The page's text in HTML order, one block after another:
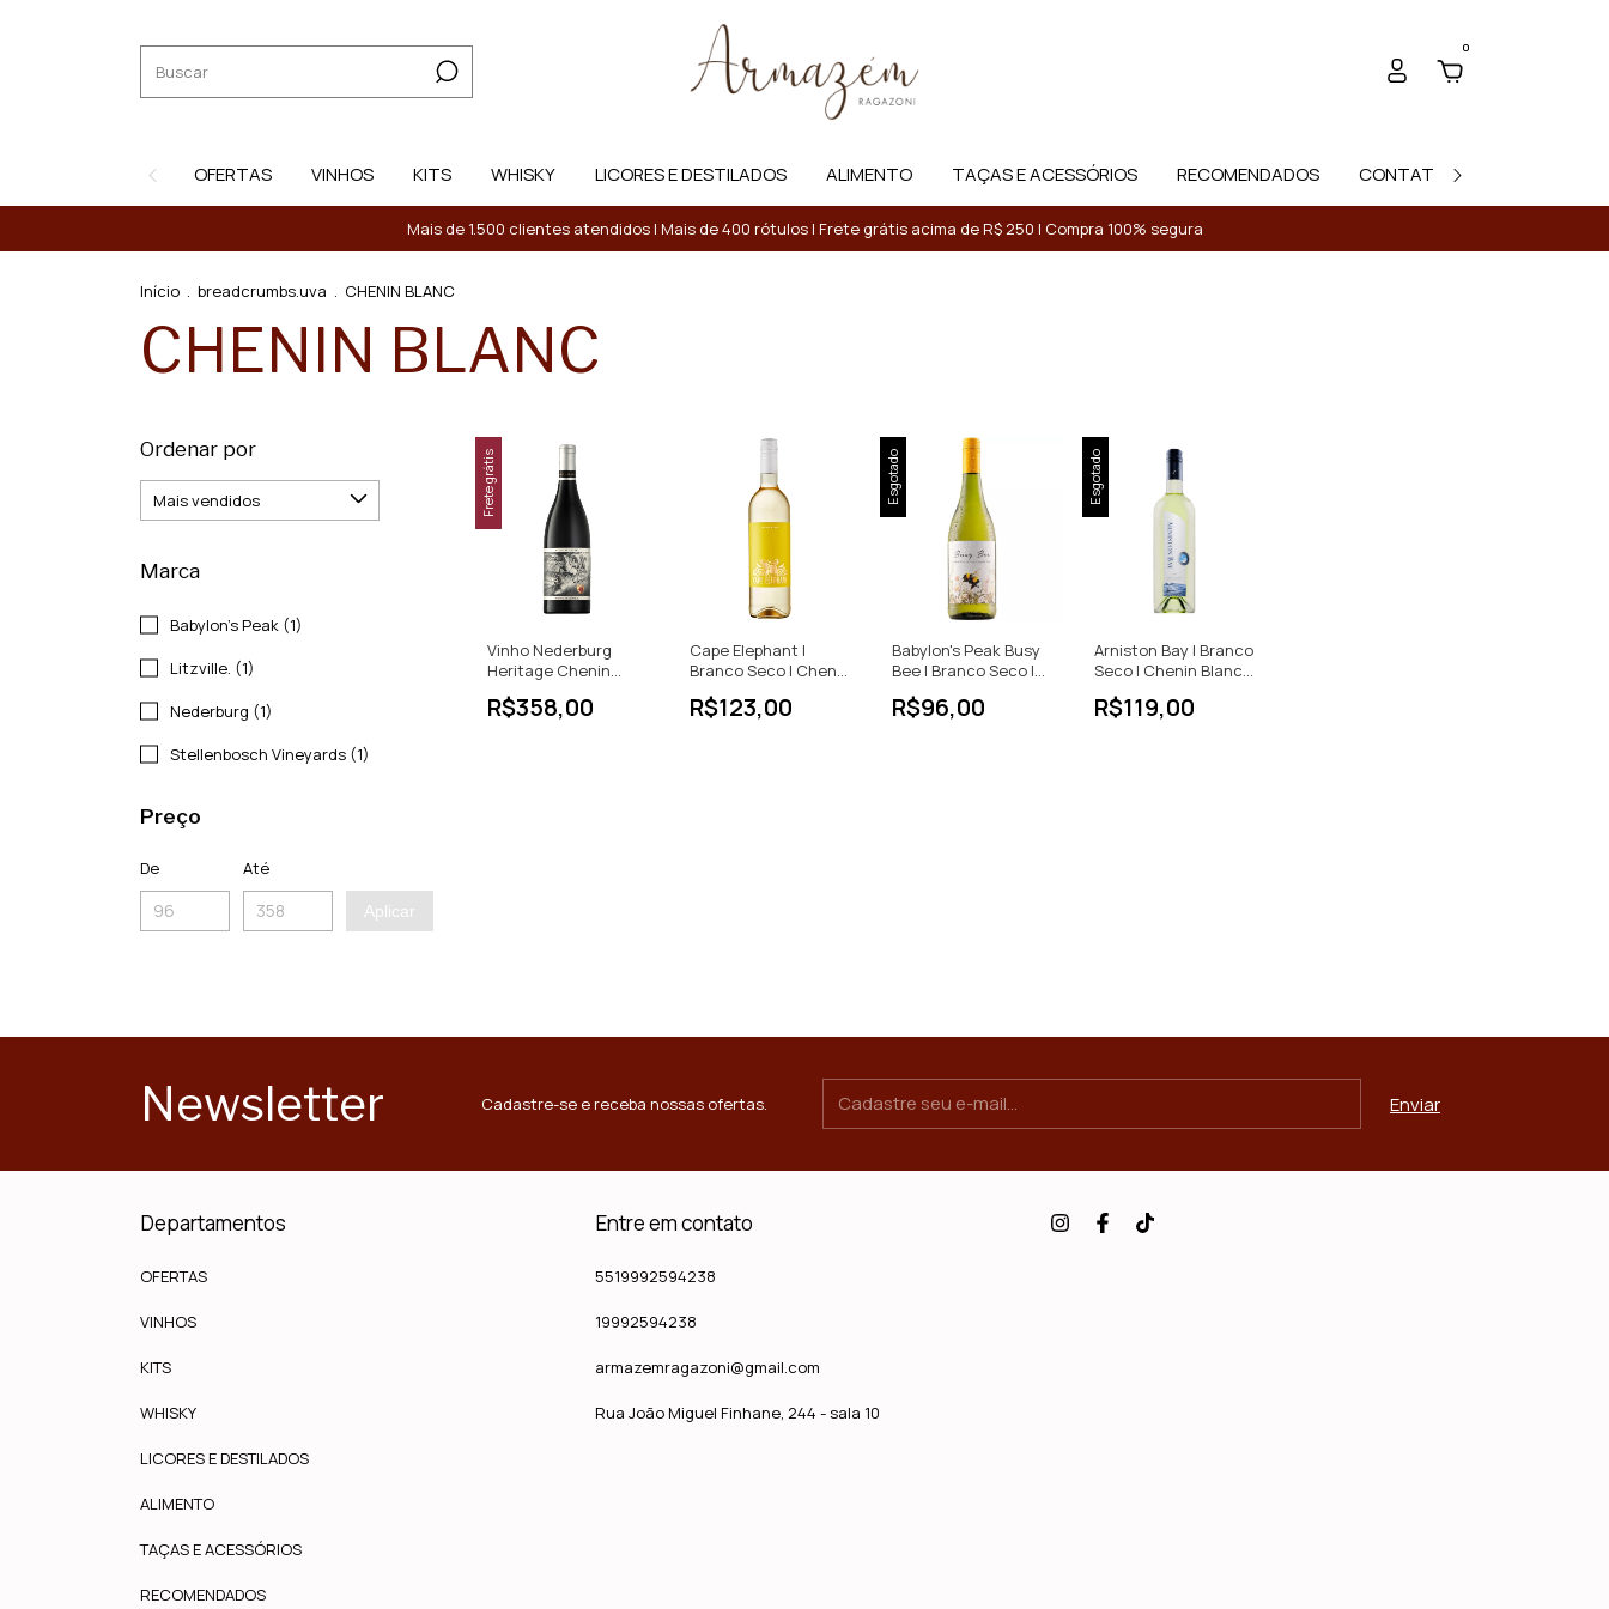
0
OFERTAS VINHOS KITS WHISKY LICORES E DESTILADOS ALIMENTO TAÇAS E ACESSÓRIOS RECOMENDADOS CONTATO
Mais de 1.500 clientes atendidos | Mais de 400 rótulos | Frete grátis acima de R$ 250 | Compra 100% segura
Início . breadcrumbs.uva . CHENIN BLANC
CHENIN BLANC
Ordenar por
Marca
Babylon's Peak (1)
Litzville. (1)
Nederburg (1)
Stellenbosch Vineyards (1)
Preço
De Até
Aplicar
Frete grátis
Vinho Nederburg
Heritage Chenin
Blanc 750ml África Do
Sul
R$358,00
Cape Elephant |
Branco Seco | Chenin
Blanc | África do Sul |
750ml
R$123,00
Esgotado
Babylon's Peak Busy
Bee | Branco Seco |
Chenin Blanc | África
do Sul | 750ml
R$96,00
Esgotado
Arniston Bay | Branco
Seco | Chenin Blanc -
Chardonnay | África
do Sul | 750ml
R$119,00
Newsletter Cadastre-se e receba nossas ofertas.
Departamentos
OFERTAS
VINHOS
KITS
WHISKY
LICORES E DESTILADOS
ALIMENTO
TAÇAS E ACESSÓRIOS
RECOMENDADOS
Entre em contato
5519992594238
19992594238
armazemragazoni@gmail.com
Rua João Miguel Finhane, 244 - sala 10